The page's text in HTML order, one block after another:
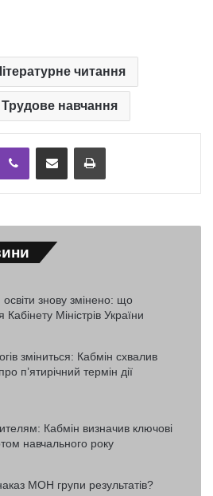
читання
Трудове навчання
Viber Надіслати електронною поштоюНадрукувати
знову змінено: що
Міністрів України
зміниться: Кабмін схвалив
п’ятирічний термін дії
Кабмін визначив ключові
навчального року
МОН групи результатів?